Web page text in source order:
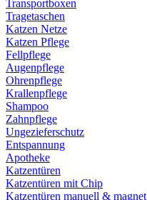
Transportboxen
Tragetaschen
Katzen Netze
Katzen Pflege
Fellpflege
Augenpflege
Ohrenpflege
Krallenpflege
Shampoo
Zahnpflege
Ungezieferschutz
Entspannung
Apotheke
Katzentüren
Katzentüren mit Chip
Katzentüren manuell & magnet